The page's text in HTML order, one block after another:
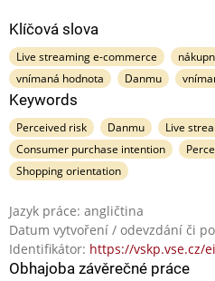
Klíčová slova
Live streaming e-commerce
vnímaná hodnota
Danmu
Keywords
Perceived risk Danmu
Live
Consumer purchase intention
Shopping orientation
Jazyk práce: angličtina
Datum vytvoření / odevzdání či
Identifikátor: https://vskp.vse.cz/
Obhajoba závěrečné práce